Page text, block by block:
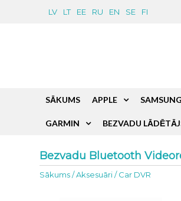
LV LT EE RU EN SE FI
Bezvadu Bluetooth
Sākums/Aksesuāri/Car DVR
SĀKUMS APPLE SAMSUNG
GARMIN BEZVADU